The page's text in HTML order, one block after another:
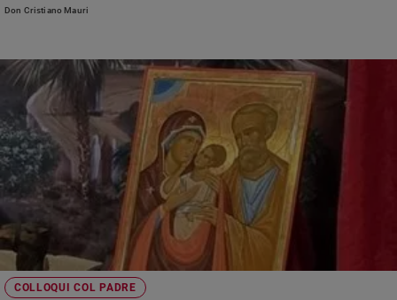
Don Cristiano Mauri
COLLOQUI COL PADRE